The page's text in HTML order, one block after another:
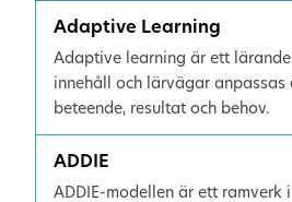
Adaptive Learning
Adaptive learning är ett
innehåll och lärvägar
beteende, resultat och behov.
ADDIE
ADDIE-modellen är ett ramverk